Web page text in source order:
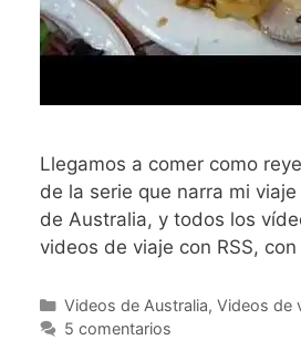
Llegamos a comer como
de la serie que narra mi
de Australia, y todos los
videos de viaje con RSS,
Categorías
Videos de Australia, Videos de
5 comentarios